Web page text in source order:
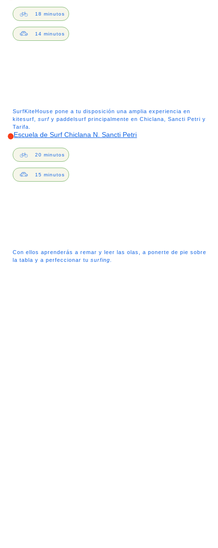
18 minutos
14 minutos
SurfKiteHouse pone a tu disposición una amplia experiencia en
kitesurf, surf y paddelsurf principalmente en Chiclana, Sancti Petri y
Tarifa.
Escuela de Surf Chiclana N. Sancti Petri
20 minutos
15 minutos
Con ellos aprenderás a remar y leer las olas, a ponerte de pie sobre
la tabla y a perfeccionar tu surfing